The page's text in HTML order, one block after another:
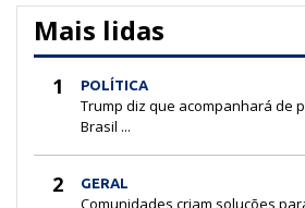
Mais lidas
1 POLÍTICA
Trump diz que acompanhará de
Brasil ...
2 GERAL
Comunidades criam soluções